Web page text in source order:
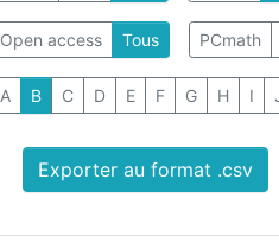
Open access Tous PCmath
A B C D E F G H I
Exporter au format .csv